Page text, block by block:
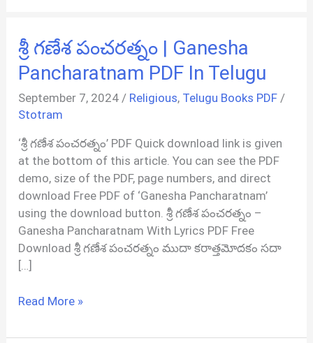
శ్రీ గణేశ పంచరత్నం | Ganesha
Pancharatnam PDF In Telugu
September 7, 2024/ Religious, Telugu Books PDF /
Stotram
‘శ్రీ గణేశ పంచరత్నం’ PDF Quick download link is given
at the bottom of this article. You can see the PDF
demo, size of the PDF, page numbers, and direct
download Free PDF of ‘Ganesha Pancharatnam’
using the download button. శ్రీ గణేశ పంచరత్నం –
Ganesha Pancharatnam With Lyrics PDF Free
Download శ్రీ గణేశ పంచరత్నం ముదా కరాత్తమోదకం సదా
[…]
శ్రీ
పంచరత్నం
Read More »